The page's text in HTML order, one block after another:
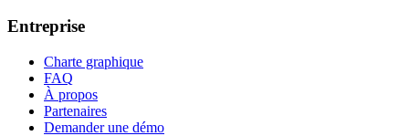
Entreprise
Charte graphique
FAQ
À propos
Partenaires
Demander une démo